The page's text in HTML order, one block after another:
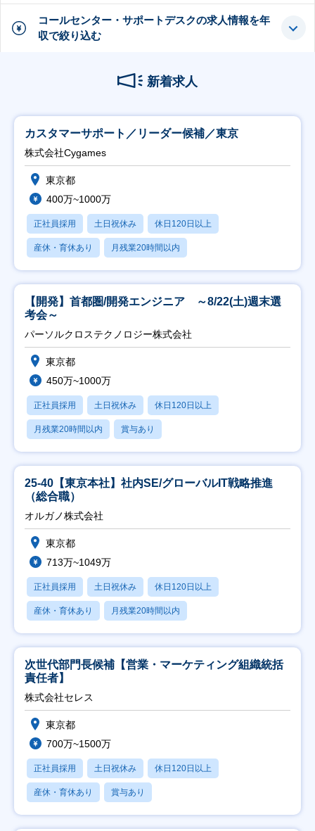
コールセンター・サポートデスクの求人情報を年
収で絞り込む
新着求人
カスタマーサポート／リーダー候補／東京
株式会社Cygames
東京都
400万~1000万
正社員採用 土日祝休み 休日120日以上
産休・育休あり 月残業20時間以内
【開発】首都圏/開発エンジニア ～8/22(土)週末選
考会～
パーソルクロステクノロジー株式会社
東京都
450万~1000万
正社員採用 土日祝休み 休日120日以上
月残業20時間以内 賞与あり
25-40【東京本社】社内SE/グローバルIT戦略推進
（総合職）
オルガノ株式会社
東京都
713万~1049万
正社員採用 土日祝休み 休日120日以上
産休・育休あり 月残業20時間以内
次世代部門長候補【営業・マーケティング組織統括
責任者】
株式会社セレス
東京都
700万~1500万
正社員採用 土日祝休み 休日120日以上
産休・育休あり 賞与あり